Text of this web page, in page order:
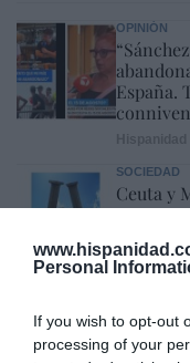
Personal
If you wish to opt-out
processing of your
OPINIÓN
España.
SOCIEDAD
Ceuta y
Marcelo Gullo: